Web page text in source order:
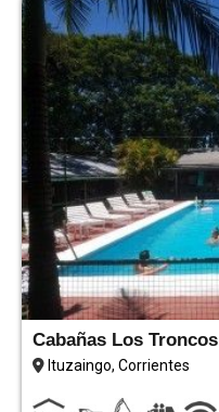
Cabañas Los Troncos
Ituzaingo, Corrientes